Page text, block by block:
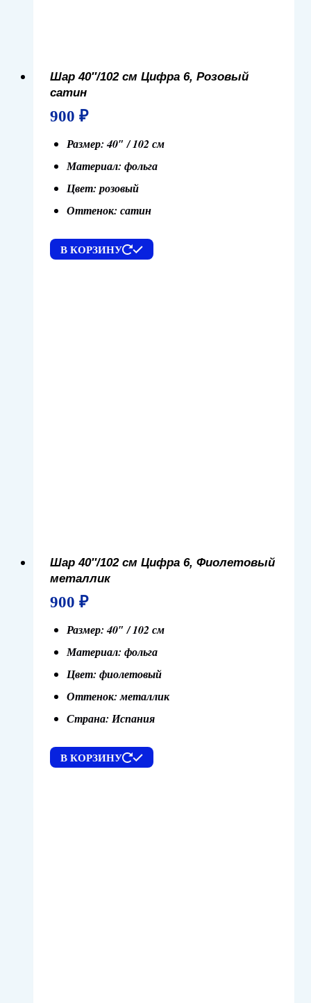
Шар 40″/102 см Цифра 6, Розовый
сатин
900 ₽
Размер: 40″ / 102 см
Материал: фольга
Цвет: розовый
Оттенок: сатин
В КОРЗИНУ
Шар 40″/102 см Цифра 6, Фиолетовый
металлик
900 ₽
Размер: 40″ / 102 см
Материал: фольга
Цвет: фиолетовый
Оттенок: металлик
Страна: Испания
В КОРЗИНУ